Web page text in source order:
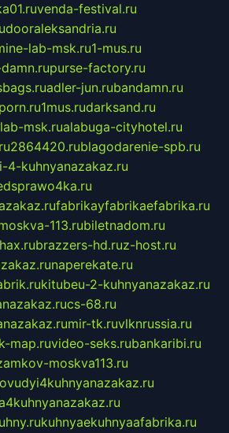
venda-festival.ru
dooraleksandria.ru
lab-msk.ru1-mus.ru
purse-factory.ru
adler-jun.rubandamn.ru
1mus.rudarksand.ru
msk.rualabuga-cityhotel.ru
2864420.rublagodarenie-spb.ru
4-kuhnyanazakaz.ru
fabrikayfabrikaefabrika.ru
113.rubiletnadom.ru
brazzers-hd.ruz-host.ru
naperekate.ru
kitubeu-2-kuhnyanazakaz.ru
cs-68.ru
mir-tk.ruvlknrussia.ru
map.ruvideo-seks.rubankaribi.ru
moskva113.ru
kuhnyaekuhnyaafabrika.ru